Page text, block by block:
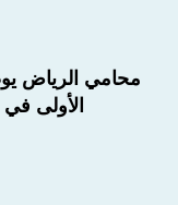
محامي الرياض
الأولى